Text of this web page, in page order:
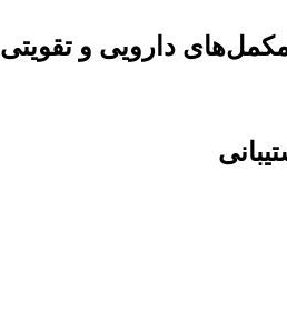
مکمل‌های دارویی و تقویتی